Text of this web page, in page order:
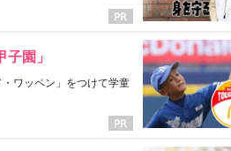
園」
ワッペン」をつけて学童